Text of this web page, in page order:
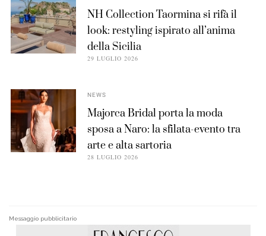
NH Collection Taormina si rifà il
look: restyling ispirato all’anima
della Sicilia
29 LUGLIO 2026
NEWS
Majorca Bridal porta la moda
sposa a Naro: la sfilata-evento tra
arte e alta sartoria
28 LUGLIO 2026
Messaggio pubblicitario